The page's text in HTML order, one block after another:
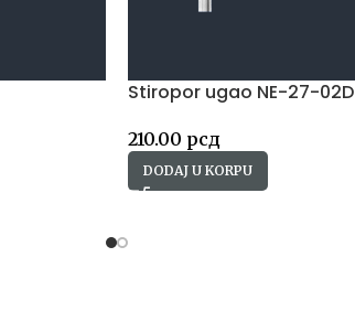
Stiropor ugao NE-27-02D
210.00 рсд
DODAJ U KORPU